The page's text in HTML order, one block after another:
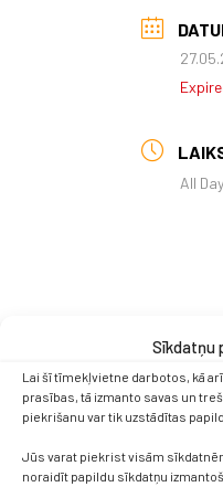
Sīkdatņu
Lai šī tīmekļvietne darbotos, kā
prasības, tā izmanto savas un
piekrišanu var tik uzstādītas
Jūs varat piekrist visām
noraidīt papildu sīkdatņu
All Day